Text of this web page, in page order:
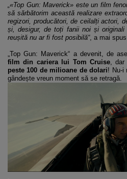
„«Top Gun: Maverick» este un film
să sărbătorim această realizare
regizori, producători, de ceilalți actori,
și, desigur, de toți fanii noi și
reușită nu ar fi fost posibilă“, a mai spus
„Top Gun: Maverick“ a devenit, de
film din cariera lui Tom Cruise, dar
peste 100 de milioane de dolari! Nu-i
gândește vreun moment să se retragă.